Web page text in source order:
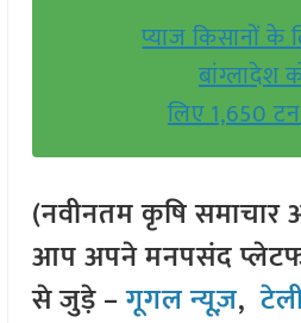
प्याज किसानों
बांग्लादेश
लिए 1,650
(नवीनतम कृषि
आप अपने मनपसंद
से जुड़े –गूगल न्यूज़,